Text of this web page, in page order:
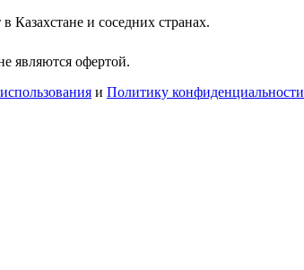
и соседних странах.
являются офертой.
и Политику конфиденциальности